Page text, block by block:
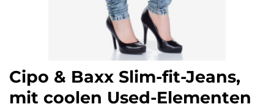
Cipo & Baxx Slim-fit-Jeans,
mit coolen Used-Elementen